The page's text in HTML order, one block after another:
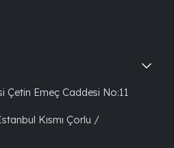
Çetin Emeç Caddesi No:11
Kısmı Çorlu /